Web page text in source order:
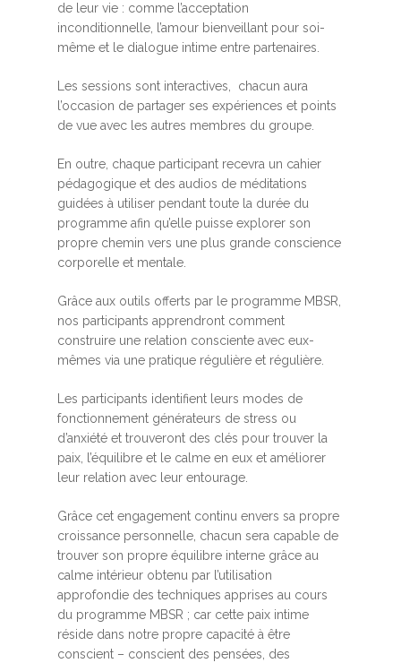
de leur vie : comme l’acceptation
inconditionnelle, l’amour bienveillant pour soi-
même et le dialogue intime entre partenaires.
Les sessions sont interactives, chacun aura
l’occasion de partager ses expériences et points
de vue avec les autres membres du groupe.
En outre, chaque participant recevra un cahier
pédagogique et des audios de méditations
guidées à utiliser pendant toute la durée du
programme afin qu’elle puisse explorer son
propre chemin vers une plus grande conscience
corporelle et mentale.
Grâce aux outils offerts par le programme MBSR,
nos participants apprendront comment
construire une relation consciente avec eux-
mêmes via une pratique régulière et régulière.
Les participants identifient leurs modes de
fonctionnement générateurs de stress ou
d’anxiété et trouveront des clés pour trouver la
paix, l’équilibre et le calme en eux et améliorer
leur relation avec leur entourage.
Grâce cet engagement continu envers sa propre
croissance personnelle, chacun sera capable de
trouver son propre équilibre interne grâce au
calme intérieur obtenu par l’utilisation
approfondie des techniques apprises au cours
du programme MBSR ; car cette paix intime
réside dans notre propre capacité à être
conscient – conscient des pensées, des